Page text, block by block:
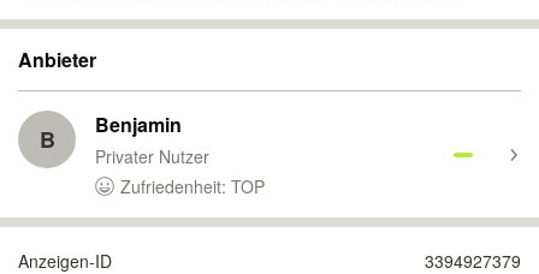
Anbieter
B Benjamin
Privater Nutzer
Zufriedenheit: TOP
Anzeigen-ID 3394927379